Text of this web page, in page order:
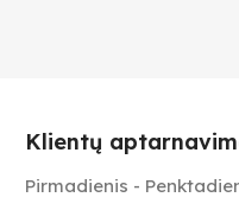
Klientų
Pirmadienis -